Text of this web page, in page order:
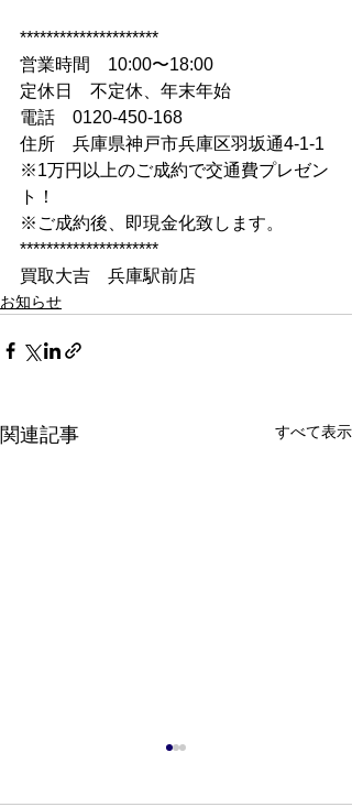
*********************
営業時間　10:00〜18:00
定休日　不定休、年末年始
電話　0120-450-168
住所　兵庫県神戸市兵庫区羽坂通4-1-1
※1万円以上のご成約で交通費プレゼン
ト！
※ご成約後、即現金化致します。
*********************
買取大吉　兵庫駅前店
お知らせ
関連記事 すべて表示